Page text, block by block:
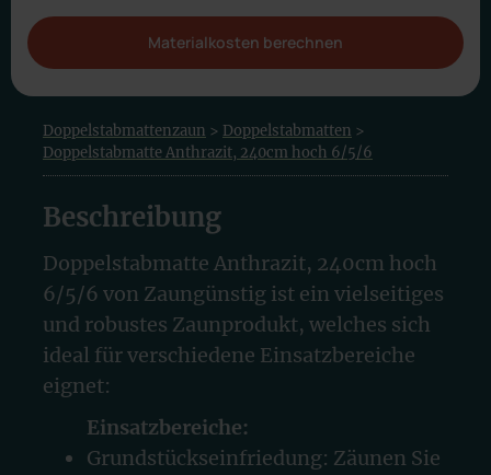
Materialkosten berechnen
Doppelstabmattenzaun > Doppelstabmatten >
Doppelstabmatte Anthrazit, 240cm hoch 6/5/6
Beschreibung
Doppelstabmatte Anthrazit, 240cm hoch
6/5/6 von Zaungünstig ist ein vielseitiges
und robustes Zaunprodukt, welches sich
ideal für verschiedene Einsatzbereiche
eignet:
Einsatzbereiche:
Grundstückseinfriedung: Zäunen Sie